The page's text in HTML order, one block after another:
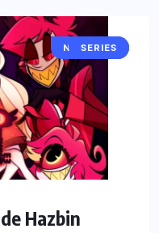
NOTICIAS
SERIES
Hazbin